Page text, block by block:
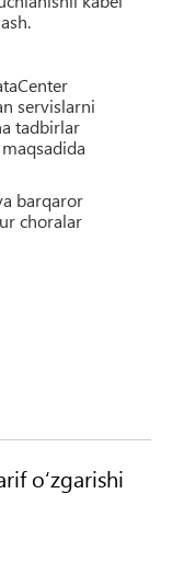
servislarni
tadbirlar
barqaror
choralar
o‘zgarishi